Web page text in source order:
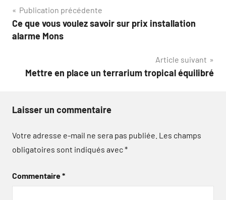
Navigation
de
Publication précédente
Ce que vous voulez savoir sur prix installation
alarme Mons
Article suivant
Mettre en place un terrarium tropical équilibré
Laisser un commentaire
Votre adresse e-mail ne sera pas publiée. Les champs
obligatoires sont indiqués avec*
Commentaire*